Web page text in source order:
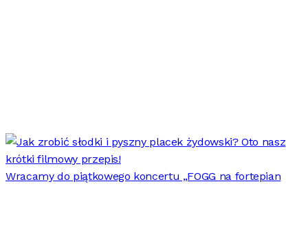
Wracamy do piątkowego koncertu „FOGG na fortepian